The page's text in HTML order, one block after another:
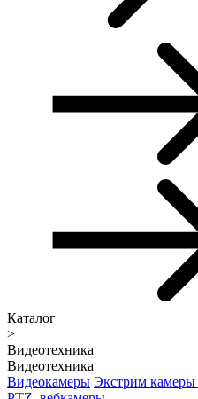
Каталог
>
Видеотехника
Видеотехника
Видеокамеры Экстрим камеры